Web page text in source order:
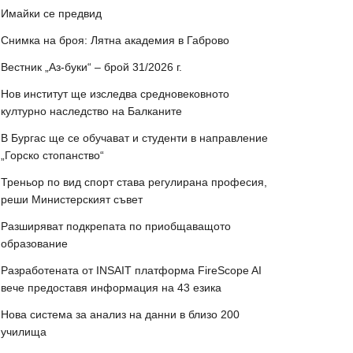
Имайки се предвид
Снимка на броя: Лятна академия в Габрово
Вестник „Аз-буки“ – брой 31/2026 г.
Нов институт ще изследва средновековното
културно наследство на Балканите
В Бургас ще се обучават и студенти в направление
„Горско стопанство“
Треньор по вид спорт става регулирана професия,
реши Министерският съвет
Разширяват подкрепата по приобщаващото
образование
Разработената от INSAIT платформа FireScope AI
вече предоставя информация на 43 езика
Нова система за анализ на данни в близо 200
училища